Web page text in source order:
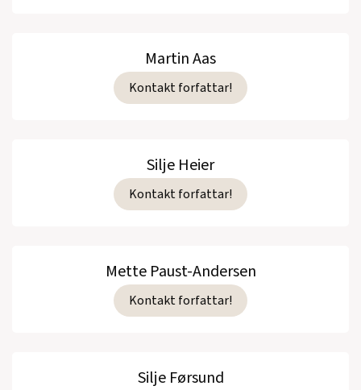
Martin Aas
Kontakt forfattar!
Silje Heier
Kontakt forfattar!
Mette Paust-Andersen
Kontakt forfattar!
Silje Førsund